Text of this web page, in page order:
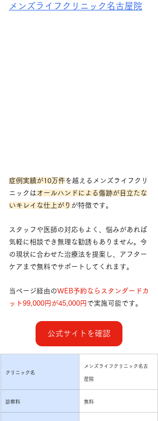
メンズライフクリニック名古屋院
症例実績が10万件 を越えるメンズライフクリ
ニックは オールハンドによる傷跡が目立たな
いキレイな仕上がり が特徴です。
スタッフや医師の対応もよく、悩みがあれば
気軽に相談でき無理な勧誘もありません。今
の現状に合わせた治療法を提案し、アフター
ケアまで無料でサポートしてくれます。
当ページ経由のWEB予約ならスタンダードカ
ット99,000円が45,000円 で実施可能です。
公式サイトを確認
クリニック名
メンズライフクリニック名古
屋院
診察料 無料